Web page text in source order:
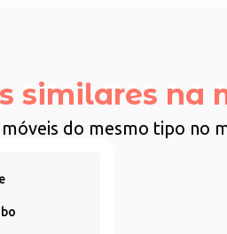
similares na
do mesmo tipo no